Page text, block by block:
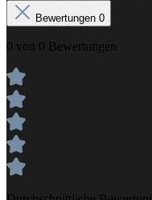
Bewertungen 0
0 von 0 Bewertungen